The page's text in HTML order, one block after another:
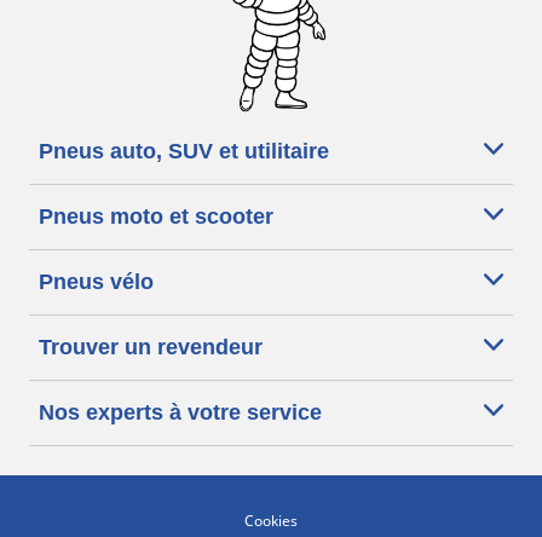
Pneus auto, SUV et utilitaire
Pneus moto et scooter
Pneus vélo
Trouver un revendeur
Nos experts à votre service
Cookies